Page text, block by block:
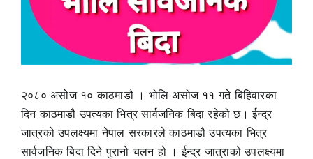
२०८० असोज १० काठमाडौ । भोलि असोज ११ गते बिहिवारका
दिन काठमाडौ उपत्यका भित्र सार्वजनिक बिदा रहेको छ। ईन्द्र
जात्रको उपलक्ष्यमा नेपाल सरकारले काठमाडौ उपत्यका भित्र
सार्वजनिक बिदा दिने पुरानो चलन हो । ईन्द्र जात्राको उपलक्ष्यमा